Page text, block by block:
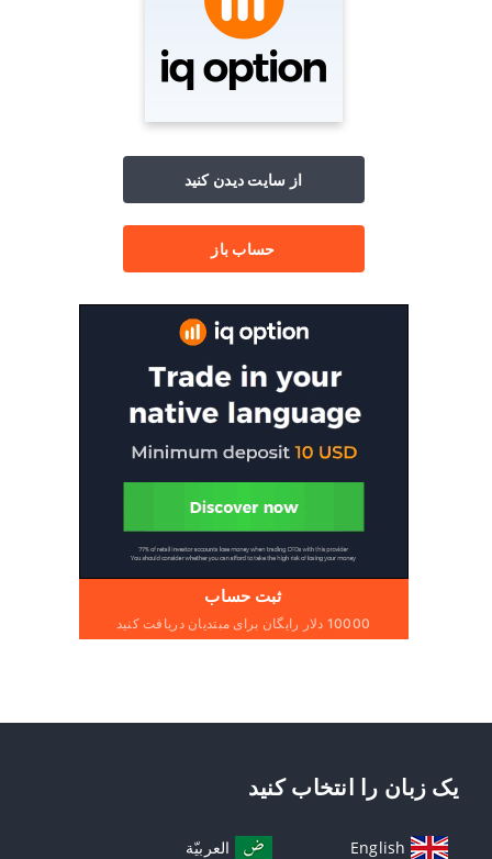
از سایت دیدن کنید
حساب باز
ثبت حساب
10000 دلار رایگان برای مبتدیان دریافت کنید
یک زبان را انتخاب کنید
English العربيّة